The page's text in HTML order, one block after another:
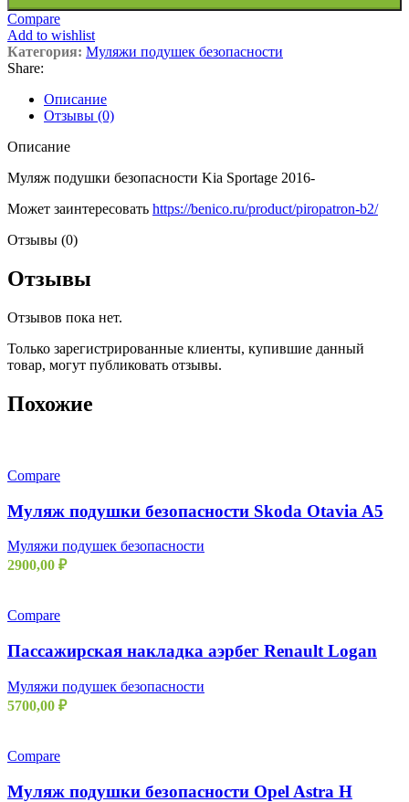
Compare
Add to wishlist
Категория: Муляжи подушек безопасности
Share:
Описание
Отзывы (0)
Описание
Муляж подушки безопасности Kia Sportage 2016-
Может заинтересовать https://benico.ru/product/piropatron-b2/
Отзывы (0)
Отзывы
Отзывов пока нет.
Только зарегистрированные клиенты, купившие данный
товар, могут публиковать отзывы.
Похожие
Compare
Муляж подушки безопасности Skoda Otavia A5
Муляжи подушек безопасности
2900,00 ₽
Compare
Пассажирская накладка аэрбег Renault Logan
Муляжи подушек безопасности
5700,00 ₽
Compare
Муляж подушки безопасности Opel Astra H